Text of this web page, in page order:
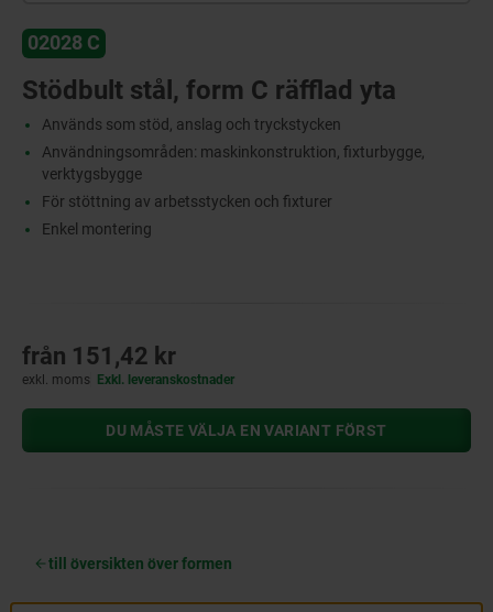
02028 C
Stödbult stål, form C räfflad yta
Används som stöd, anslag och tryckstycken
Användningsområden: maskinkonstruktion, fixturbygge,
verktygsbygge
För stöttning av arbetsstycken och fixturer
Enkel montering
från 151,42 kr
exkl. moms Exkl. leveranskostnader
DU MÅSTE VÄLJA EN VARIANT FÖRST
till översikten över formen